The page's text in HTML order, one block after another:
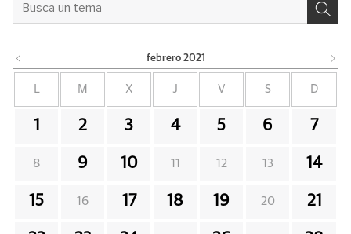
febrero 2021
L M X J V S D
1 2 3 4 5 6 7
8 9 10 11 12 13 14
15 16 17 18 19 20 21